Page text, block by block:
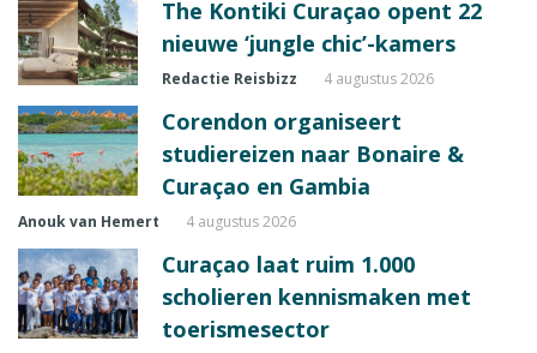
The Kontiki Curaçao opent 22
nieuwe ‘jungle chic’-kamers
Redactie Reisbizz 4 augustus 2026
Corendon organiseert
studiereizen naar Bonaire &
Curaçao en Gambia
Anouk van Hemert 4 augustus 2026
Curaçao laat ruim 1.000
scholieren kennismaken met
toerismesector